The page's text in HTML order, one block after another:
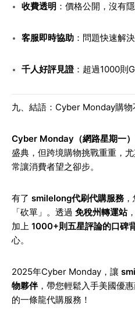
收費透明 ：價格公開，沒有隱
客服即時協助：問題快速解
千人好評見證：超過1000則
九、結語：Cyber Monday購物
Cyber Monday（網路星期一）
盛典，但跨境購物挑戰重重，
常讓消費者望之卻步。
有了 smilelong代刷代購服務
「砍單」。透過 免稅州轉運站
加上 1000+則五星評論的口碑
心。
2025年Cyber Monday，讓
物夥伴，帶您輕鬆入手美國優
的一條龍代購服務！